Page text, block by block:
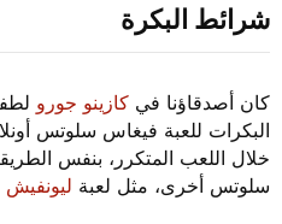
شرائط البكرة
كان أصدقاؤنا في كازينو جورو
البكرات للعبة فيغاس سلوتس
خلال اللعب المتكرر، بنفس
سلوتس أخرى، مثل لعبةليونفيش .